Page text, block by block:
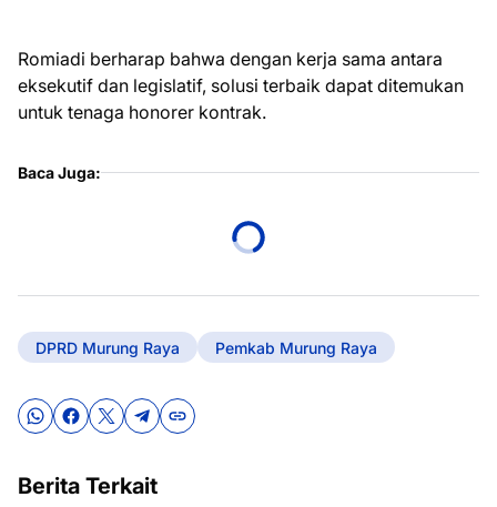
Romiadi berharap bahwa dengan kerja sama antara
eksekutif dan legislatif, solusi terbaik dapat ditemukan
untuk tenaga honorer kontrak.
Baca Juga:
DPRD Murung Raya Pemkab Murung Raya
Berita Terkait